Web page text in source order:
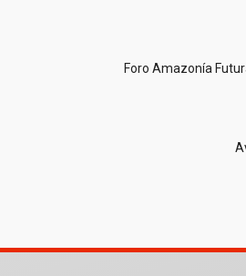
Foro Amazonía